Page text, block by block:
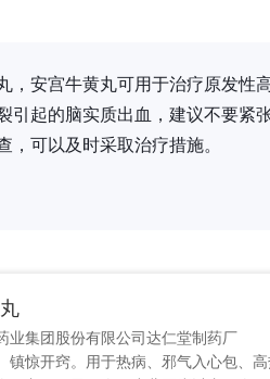
，安宫牛黄丸可用于治疗原发性
引起的脑实质出血，建议不要紧
，可以及时采取治疗措施。
业集团股份有限公司达仁堂制药厂